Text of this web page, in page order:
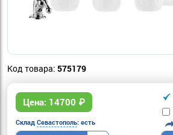
Код товара: 575179
Цена: 14700 ₽
Склад Севастополь: есть